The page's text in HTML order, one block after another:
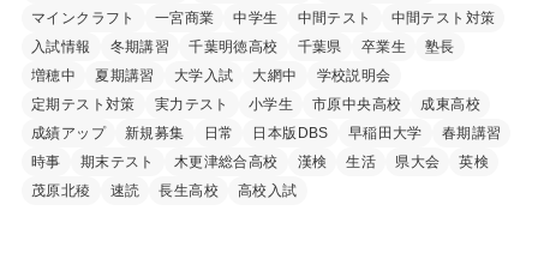
マインクラフト
一宮商業 中学生 中間テスト
中間テスト対策
入試情報
冬期講習 千葉明徳高校 千葉県 卒業生
塾長
増穂中
夏期講習 大学入試 大網中
学校説明会
定期テスト対策
実力テスト 小学生 市原中央高校
成東高校
成績アップ
新規募集 日常 日本版DBS 早稲田大学
春期講習
時事
期末テスト 木更津総合高校 漢検 生活 県大会
英検
茂原北稜
速読 長生高校 高校入試